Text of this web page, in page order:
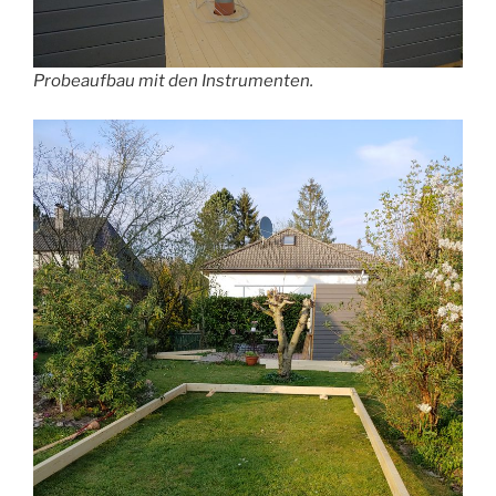
Probeaufbau mit den Instrumenten.